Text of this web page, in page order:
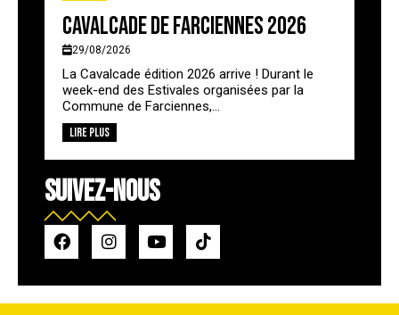
Cavalcade de Farciennes 2026
29/08/2026
La Cavalcade édition 2026 arrive ! Durant le
week-end des Estivales organisées par la
Commune de Farciennes,...
Lire plus
SUIVEZ-NOUS